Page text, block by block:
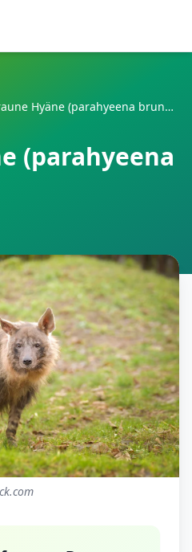
Braune Hyäne (parahyeena brunnea)
(parahyeena